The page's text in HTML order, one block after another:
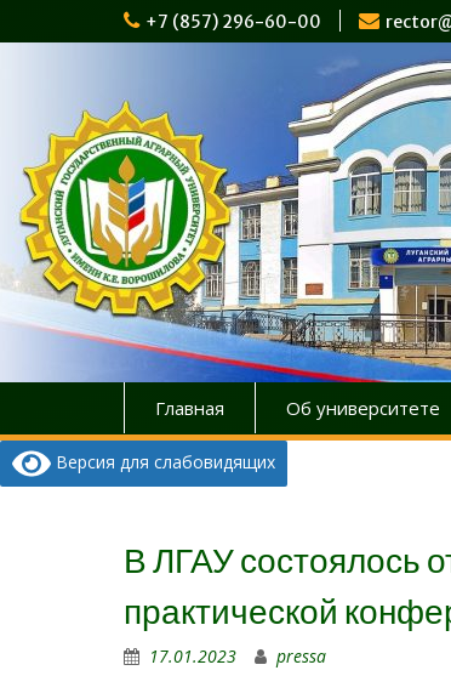
к
+7 (857) 296-60-00
Главная Об университете
Версия для слабовидящих
В ЛГАУ состоялось
практической
17.01.2023 pressa